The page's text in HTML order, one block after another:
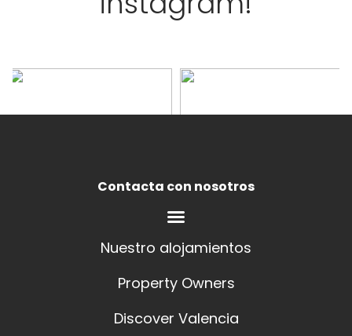
Contacta con nosotros
Nuestro alojamientos
Property Owners
Discover Valencia